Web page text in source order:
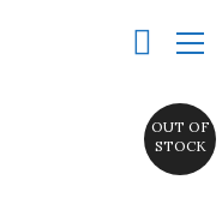
OUT OF
STOCK